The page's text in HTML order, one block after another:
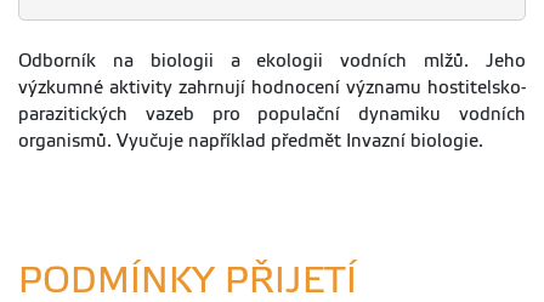
Odborník na biologii a ekologii vodních mlžů. Jeho
výzkumné aktivity zahrnují hodnocení významu hostitelsko-
parazitických vazeb pro populační dynamiku vodních
organismů. Vyučuje například předmět Invazní biologie.
PODMÍNKY PŘIJETÍ